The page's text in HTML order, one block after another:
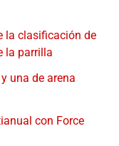
la clasificación de
la parrilla
una de arena
con Force